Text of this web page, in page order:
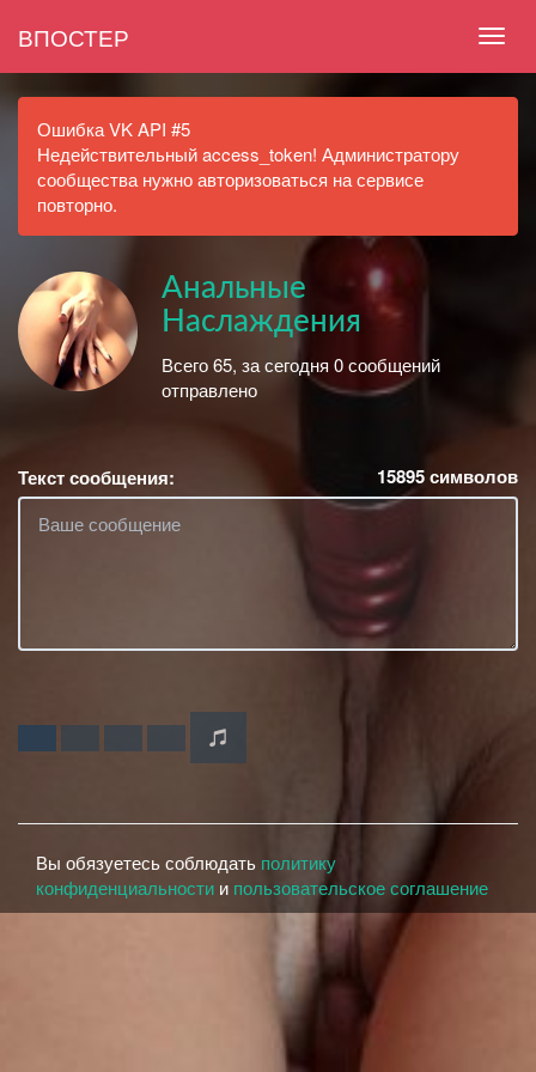
ВПОСТЕР
Ошибка VK API #5
Недействительный access_token! Администратору
сообщества нужно авторизоваться на сервисе
повторно.
Анальные
Наслаждения
Всего 65, за сегодня 0 сообщений
отправлено
Текст сообщения: 15895символов
Вы обязуетесь соблюдать политику
конфиденциальности и пользовательское соглашение